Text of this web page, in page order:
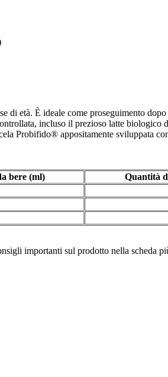
età. È ideale come proseguimento
incluso il prezioso latte
Probifido® appositamente sviluppata
bere (ml) Quantità
importanti sul prodotto nella scheda